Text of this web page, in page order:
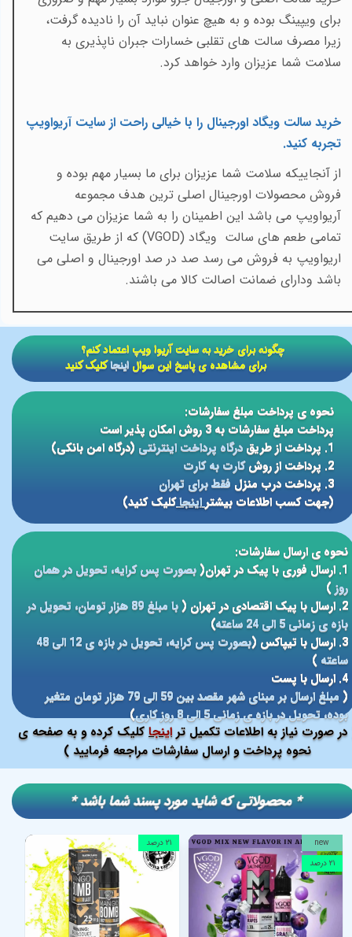
برای ویپینگ بوده و به هیچ عنوان نباید آن را نادیده گرفت،
زیرا مصرف سالت های تقلبی خسارات جبران ناپذیری به
سلامت شما عزیزان وارد خواهد کرد.
خرید سالت ویگاد اورجینال را با خیالی راحت از سایت آریواویپ
تجربه کنید.
از آنجاییکه سلامت شما عزیزان برای ما بسیار مهم بوده و
فروش محصولات اورجینال اصلی ترین هدف مجموعه
آریواویپ می باشد این اطمینان را به شما عزیزان می دهیم که
تمامی طعم های سالت ویگاد (VGOD) که از طریق سایت
اریواویپ به فروش می رسد صد در صد اورجینال و اصلی می
باشد ودارای ضمانت اصالت کالا می باشند.
صورت نیاز به اطلاعات تکمیل تراینجا کلیک کرده و به صفحه ی
نحوه پرداخت و ارسال سفارشات مراجعه فرمایید )
نحوه ی پرداخت مبلغ سفارشات:
پرداخت مبلغ سفارشات به 3 روش امکان پذیر است
1. پرداخت از طریق
درگاه پرداخت اینترنتی(درگاه امن بانکی)
2. پرداخت از روش
کارت به کارت
3. پرداخت درب منزل
فقط برای تهران
(جهت کسب اطلاعات بیشتر اینجاکلیک کنید)
نحوه ی ارسال سفارشات:
1. ارسال فوری با پیک در تهران(
بصورت پس کرایه، تحویل در همان
روز)
2. ارسال با پیک اقتصادی در تهران (
با مبلغ 89 هزار تومان، تحویل در
بازه ی زمانی 5 الی 24 ساعته
)
3. ارسال با تیپاکس (
بصورت پس کرایه، تحویل در بازه ی 12 الی 48
ساعته )
4. ارسال با پست
(
مبلغ ارسال بر مبنای شهر مقصد بین 59 الی 79 هزار تومان متغیر
بوده، تحویل در بازه ی زمانی 5 الی 8 روز کاری
)
​​چگونه برای خرید به سایت آریوا ویپ اعتماد کنم؟
برای مشاهده ی پاسخ این سوالاینجاکلیک کنید
۲۱ درصد
new
۲۱ درصد
​​* محصولاتی که شاید مورد پسند شما باشد *